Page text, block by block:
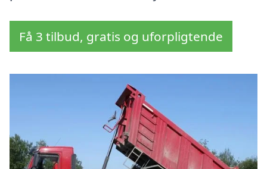
Få 3 tilbud, gratis og uforpligtende